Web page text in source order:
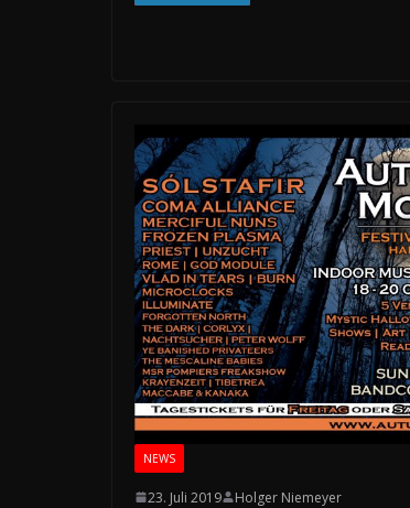
NEWS
23. Juli 2019 Holger Niemeyer